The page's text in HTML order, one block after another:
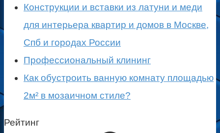
Конструкции и вставки из латуни и меди
для интерьера квартир и домов в Москве,
Спб и городах России
Профессиональный клининг
Как обустроить ванную комнату площадью
2м² в мозаичном стиле?
Рейтинг